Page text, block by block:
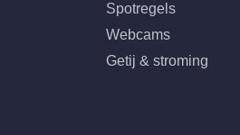
Spotregels
Webcams
Getij & stroming